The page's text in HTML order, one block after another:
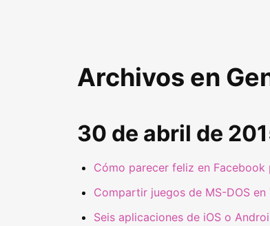
Archivos en
30 de abril de
Cómo parecer feliz en
Compartir juegos de MS-DOS
Seis aplicaciones de iOS o